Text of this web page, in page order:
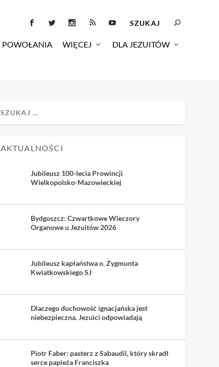
POWOŁANIA WIĘCEJ DLA JEZUITÓW
AKTUALNOŚCI
Jubileusz 100-lecia Prowincji
Wielkopolsko-Mazowieckiej
Bydgoszcz: Czwartkowe Wieczory
Organowe u Jezuitów 2026
Jubileusz kapłaństwa o. Zygmunta
Kwiatkowskiego SJ
Dlaczego duchowość ignacjańska jest
niebezpieczna. Jezuici odpowiadają
Piotr Faber: pasterz z Sabaudii, który skradł
serce papieża Franciszka